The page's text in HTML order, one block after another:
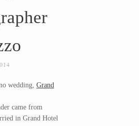
wedding, Grand
came from
in Grand Hotel